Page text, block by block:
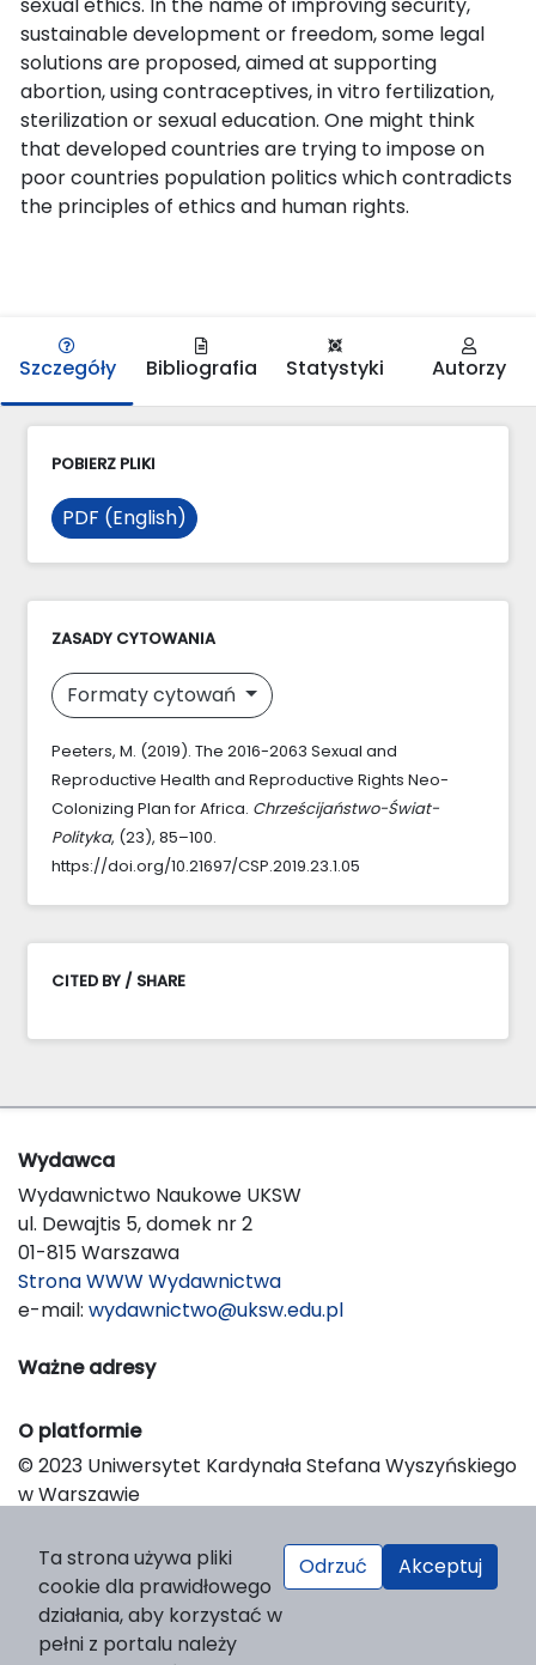
sustainable development or freedom, some legal
solutions are proposed, aimed at supporting
abortion, using contraceptives, in vitro fertilization,
sterilization or sexual education. One might think
that developed countries are trying to impose on
poor countries population politics which contradicts
the principles of ethics and human rights.
Szczegóły Bibliografia Statystyki Autorzy
POBIERZ PLIKI
PDF (English)
ZASADY CYTOWANIA
Formaty cytowań
Peeters, M. (2019). The 2016-2063 Sexual and
Reproductive Health and Reproductive Rights Neo-
Colonizing Plan for Africa. Chrześcijaństwo-Świat-
Polityka, (23), 85–100.
https://doi.org/10.21697/CSP.2019.23.1.05
CITED BY / SHARE
Wydawca
Wydawnictwo Naukowe UKSW
ul. Dewajtis 5, domek nr 2
01-815 Warszawa
Strona WWW Wydawnictwa
e-mail: wydawnictwo@uksw.edu.pl
Ważne adresy
O platformie
© 2023 Uniwersytet Kardynała Stefana Wyszyńskiego
w Warszawie
Platform & Workflow by OJS/PKP
Ta strona używa pliki
cookie dla prawidłowego
działania, aby korzystać w
pełni z portalu należy
Odrzuć Akceptuj